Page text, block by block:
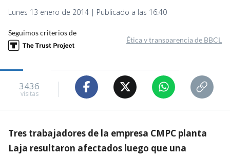
Lunes 13 enero de 2014 | Publicado a las 16:40
Seguimos criterios de
Ética y transparencia de BBCL
3436
visitas
Tres trabajadores de la empresa CMPC planta
Laja resultaron afectados luego que una